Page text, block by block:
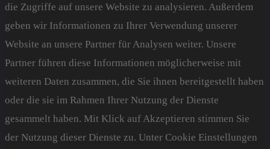
die Zugriffe auf unsere Website zu analysieren. Außerdem
geben wir Informationen zu Ihrer Verwendung unserer
Website an unsere Partner für Analysen weiter. Unsere
Partner führen diese Informationen möglicherweise mit
weiteren Daten zusammen, die Sie ihnen bereitgestellt haben
oder die sie im Rahmen Ihrer Nutzung der Dienste
gesammelt haben. Mit Klick auf Akzeptieren stimmen Sie
der Nutzung dieser Dienste zu. Unter Cookie Einstellungen